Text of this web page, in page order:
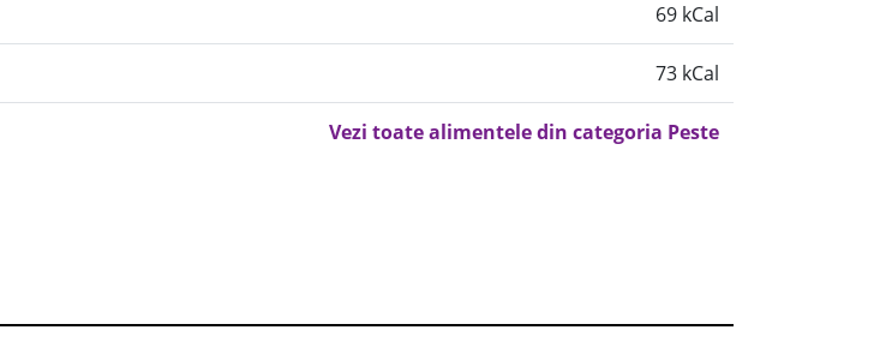
69 kCal
73 kCal
Vezi toate alimentele din categoria Peste